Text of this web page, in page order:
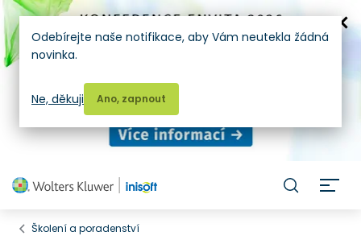
Školení a poradenství
Odebírejte naše notifikace, aby Vám neutekla žádná
novinka.
Ano, zapnout
Ne, děkuji